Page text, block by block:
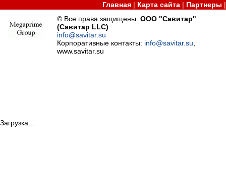
Главная| Карта сайта| Партнеры
© Все права защищены.ООО "Савитар"
(Савитар LLC)
info@savitar.su
Корпоративные контакты: info@savitar.su
www.savitar.su
Загрузка...